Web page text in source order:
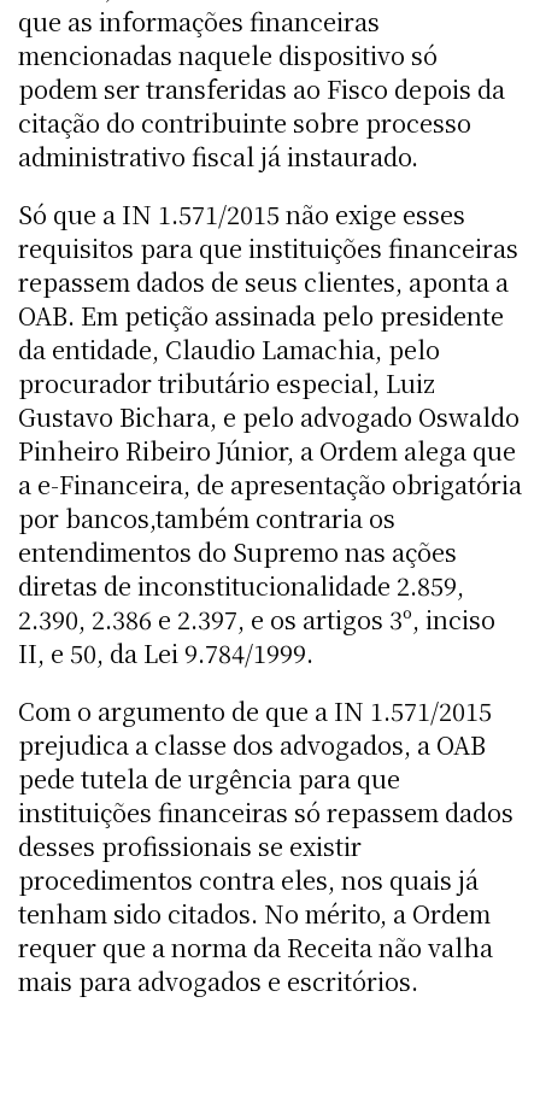
que as informações financeiras
mencionadas naquele dispositivo só
podem ser transferidas ao Fisco depois da
citação do contribuinte sobre processo
administrativo fiscal já instaurado.
Só que a IN 1.571/2015 não exige esses
requisitos para que instituições financeiras
repassem dados de seus clientes, aponta a
OAB. Em petição assinada pelo presidente
da entidade, Claudio Lamachia, pelo
procurador tributário especial, Luiz
Gustavo Bichara, e pelo advogado Oswaldo
Pinheiro Ribeiro Júnior, a Ordem alega que
a e-Financeira, de apresentação obrigatória
por bancos,também contraria os
entendimentos do Supremo nas ações
diretas de inconstitucionalidade 2.859,
2.390, 2.386 e 2.397, e os artigos 3º, inciso
II, e 50, da Lei 9.784/1999.
Com o argumento de que a IN 1.571/2015
prejudica a classe dos advogados, a OAB
pede tutela de urgência para que
instituições financeiras só repassem dados
desses profissionais se existir
procedimentos contra eles, nos quais já
tenham sido citados. No mérito, a Ordem
requer que a norma da Receita não valha
mais para advogados e escritórios.